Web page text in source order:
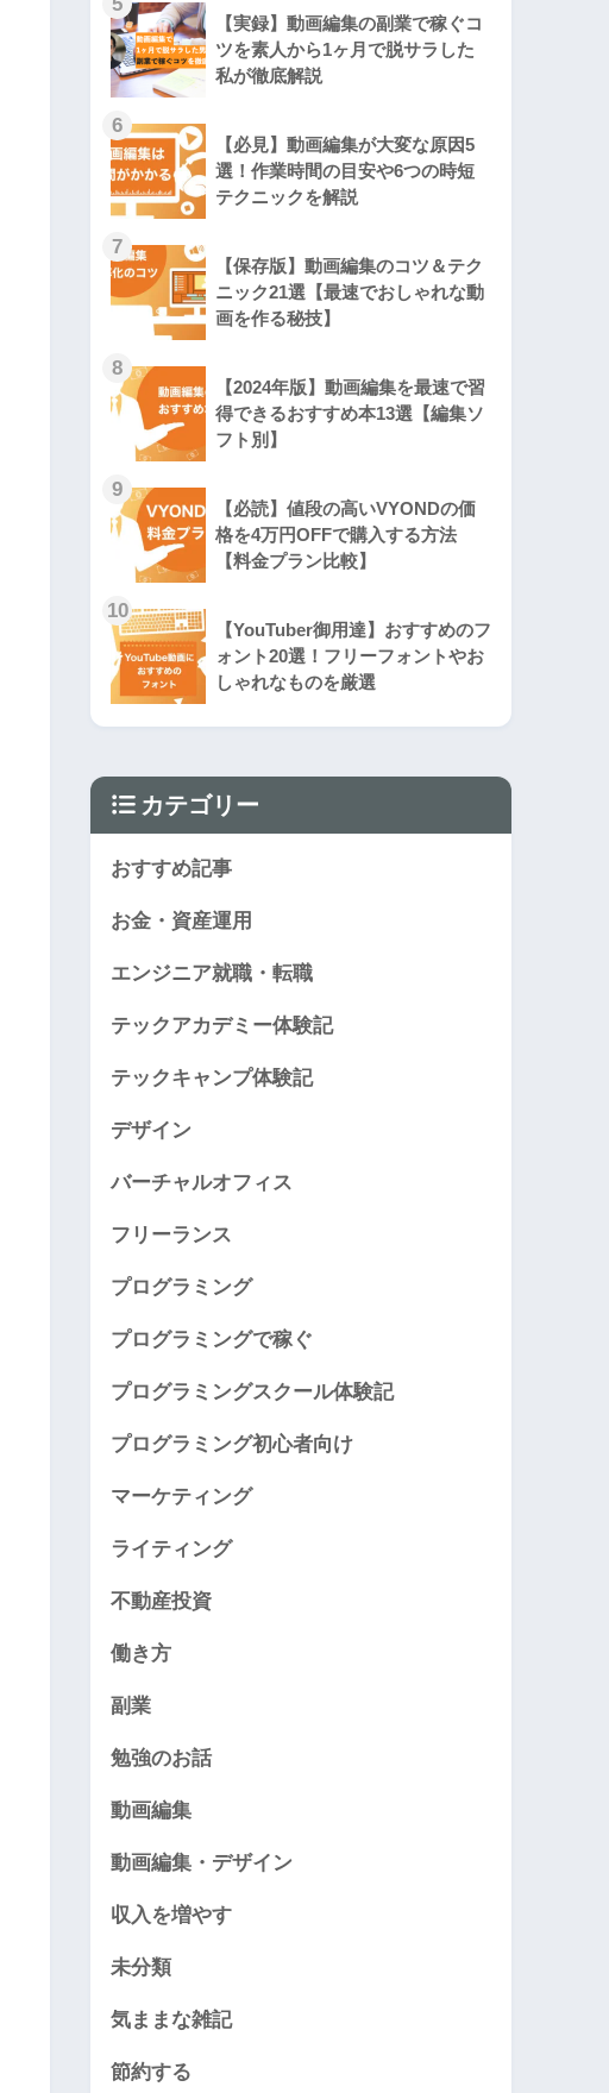
5
【実録】動画編集の副業で稼ぐコ
ツを素人から1ヶ月で脱サラした
私が徹底解説
6
【必見】動画編集が大変な原因5
選！作業時間の目安や6つの時短
テクニックを解説
7
【保存版】動画編集のコツ＆テク
ニック21選【最速でおしゃれな動
画を作る秘技】
8
【2024年版】動画編集を最速で習
得できるおすすめ本13選【編集ソ
フト別】
9
【必読】値段の高いVYONDの価
格を4万円OFFで購入する方法
【料金プラン比較】
10
【YouTuber御用達】おすすめのフ
ォント20選！フリーフォントやお
しゃれなものを厳選
カテゴリー
おすすめ記事
お金・資産運用
エンジニア就職・転職
テックアカデミー体験記
テックキャンプ体験記
デザイン
バーチャルオフィス
フリーランス
プログラミング
プログラミングで稼ぐ
プログラミングスクール体験記
プログラミング初心者向け
マーケティング
ライティング
不動産投資
働き方
副業
勉強のお話
動画編集
動画編集・デザイン
収入を増やす
未分類
気ままな雑記
節約する